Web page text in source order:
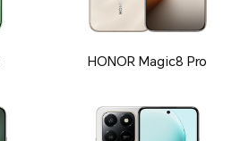
HONOR Magic8 Pro